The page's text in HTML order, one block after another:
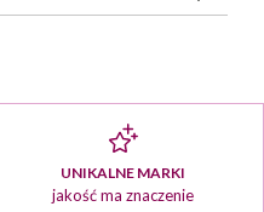
UNIKALNE MARKI
jakość ma znaczenie